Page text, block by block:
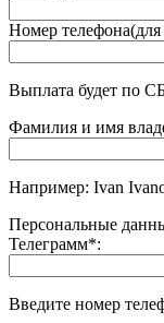
Номер
Выплата будет по
Фамилия и имя
Например: Ivan
Персональные
Телеграмм*:
Введите номер